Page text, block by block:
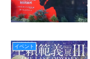
イベント